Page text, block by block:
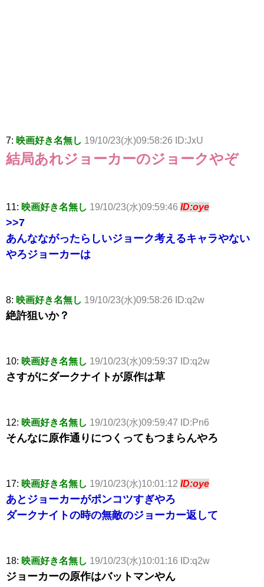
7: 映画好き名無し 19/10/23(水)09:58:26 ID:JxU
結局あれジョーカーのジョークやぞ
11: 映画好き名無し 19/10/23(水)09:59:46 ID:oye
>>7
あんなながったらしいジョーク考えるキャラやない
やろジョーカーは
8: 映画好き名無し 19/10/23(水)09:58:26 ID:q2w
絶許狙いか？
10: 映画好き名無し 19/10/23(水)09:59:37 ID:q2w
さすがにダークナイトが原作は草
12: 映画好き名無し 19/10/23(水)09:59:47 ID:Pn6
そんなに原作通りにつくってもつまらんやろ
17: 映画好き名無し 19/10/23(水)10:01:12 ID:oye
あとジョーカーがポンコツすぎやろ
ダークナイトの時の無敵のジョーカー返して
18: 映画好き名無し 19/10/23(水)10:01:16 ID:q2w
ジョーカーの原作はバットマンやん